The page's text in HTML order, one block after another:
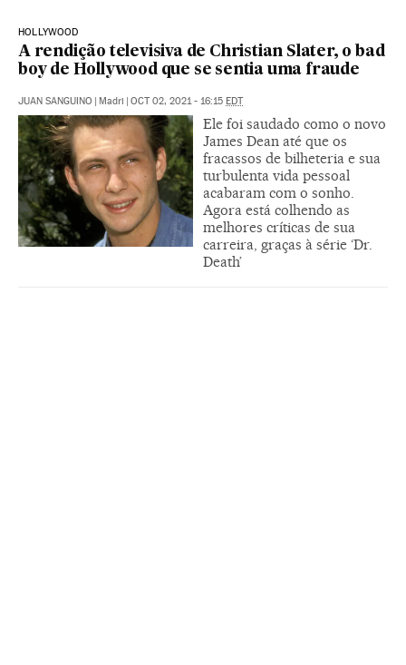
HOLLYWOOD
A rendição televisiva de Christian Slater, o bad
boy de Hollywood que se sentia uma fraude
JUAN SANGUINO Madri OCT 02, 2021 - 16:15 EDT
Ele foi saudado como o novo
James Dean até que os
fracassos de bilheteria e sua
turbulenta vida pessoal
acabaram com o sonho.
Agora está colhendo as
melhores críticas de sua
carreira, graças à série ‘Dr.
Death’